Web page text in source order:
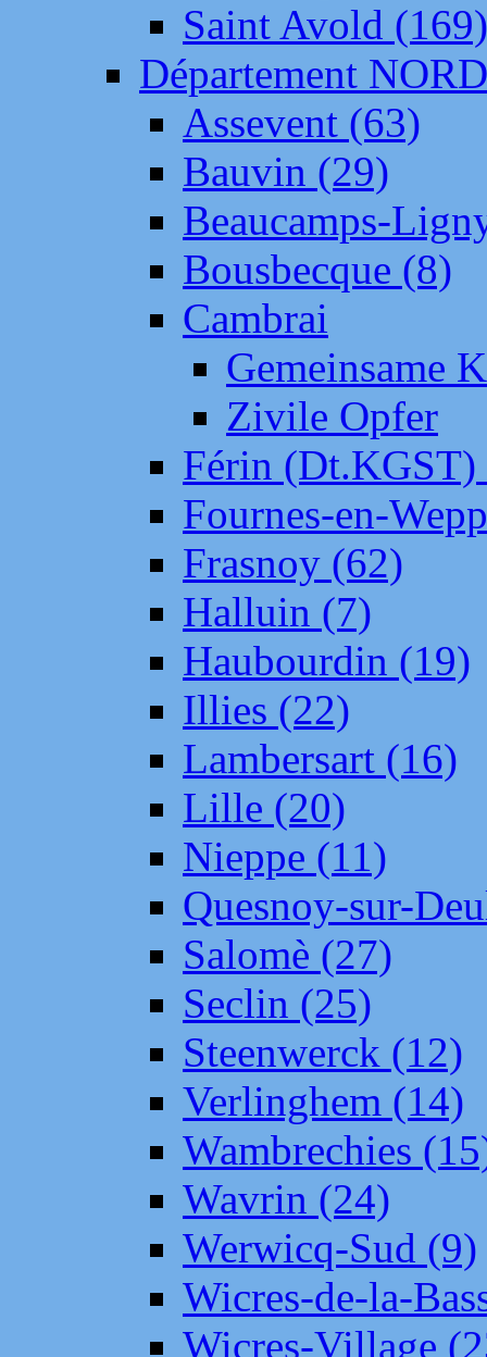
Saint Avold (169)
Département NORD
Assevent (63)
Bauvin (29)
Beaucamps-
Bousbecque (8)
Cambrai
Gemeinsame
Zivile Opfer
Férin (Dt.KGST)
Fournes-en-
Frasnoy (62)
Halluin (7)
Haubourdin (19)
Illies (22)
Lambersart (16)
Lille (20)
Nieppe (11)
Quesnoy-sur-
Salomè (27)
Seclin (25)
Steenwerck (12)
Verlinghem (14)
Wambrechies
Wavrin (24)
Werwicq-Sud (9)
Wicres-de-la-
Wicres-Village